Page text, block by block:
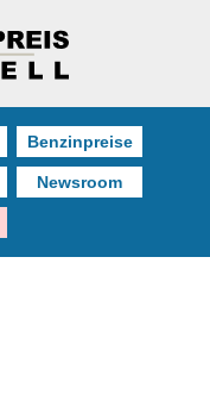
Benzinpreise
Newsroom